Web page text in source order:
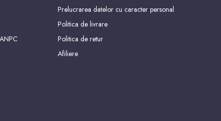
Prelucrarea datelor cu caracter personal
Politica de livrare
Politica de retur
Afiliere